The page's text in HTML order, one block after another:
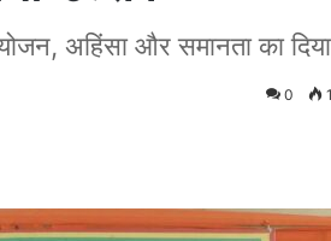
अहिंसा और समानता का
0